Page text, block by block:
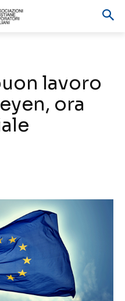
lavoro
ora